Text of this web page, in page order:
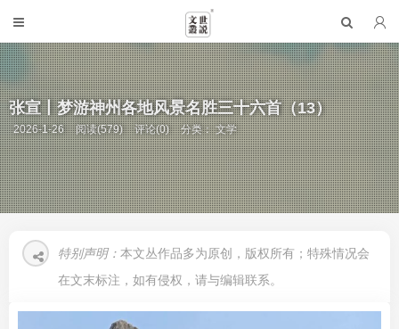
张宣丨梦游神州各地风景名胜三十六首（13）
2026-1-26 阅读(579) 评论(0) 分类：文学
特别声明： 本文丛作品多为原创，版权所有；特殊情况会
在文末标注，如有侵权，请与编辑联系。